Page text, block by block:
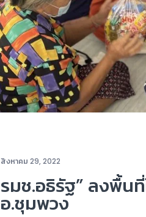
สิงหาคม 29, 2022
รมช.อธิรัฐ” ลงพื้น
อ.ชุมพวง